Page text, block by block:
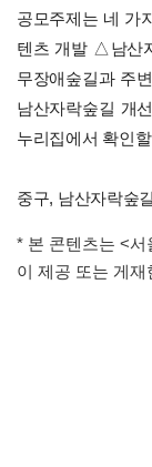
공모주제는 네 가
텐츠 개발 △남산
무장애숲길과 주
남산자락숲길 개
누리집에서 확인
중구, 남산자락숲
* 본 콘텐츠는 <서
이 제공 또는 게재